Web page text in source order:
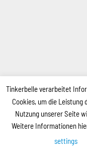
Tinkerbelle verarbeitet
Cookies, um die Leistung
Nutzung unserer Seite
Weitere Informationen
settings